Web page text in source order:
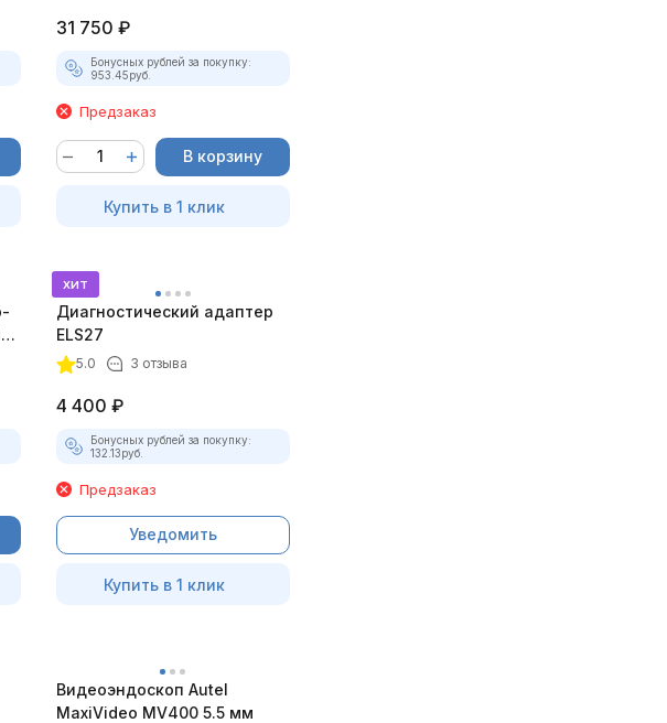
31 750 ₽
Бонусных рублей за покупку:
953.45руб.
Предзаказ
В корзину
Купить в 1 клик
хит
Диагностический адаптер
ELS27
5.0 3 отзыва
4 400 ₽
Бонусных рублей за покупку:
132.13руб.
Предзаказ
Уведомить
Купить в 1 клик
Видеоэндоскоп Autel
MaxiVideo MV400 5.5 мм